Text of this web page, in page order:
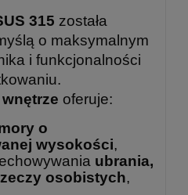
315 została
o maksymalnym
i funkcjonalności
oferuje:
o
wysokości,
ubrania,
osobistych,